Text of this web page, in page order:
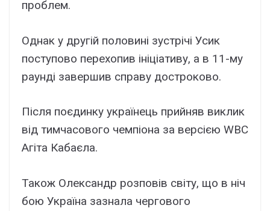
проблем.
Однак у другій половині зустрічі Усик
поступово перехопив ініціативу, а в 11-му
раунді завершив справу достроково.
Після поєдинку українець прийняв виклик
від тимчасового чемпіона за версією WBC
Агіта Кабаєла.
Також Олександр розповів світу, що в ніч
бою Україна зазнала чергового